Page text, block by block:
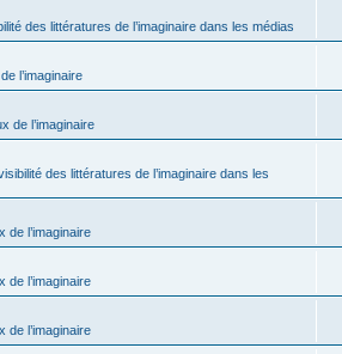
des littératures de l’imaginaire dans les médias
l’imaginaire
de l’imaginaire
des littératures de l’imaginaire dans les
de l’imaginaire
de l’imaginaire
de l’imaginaire